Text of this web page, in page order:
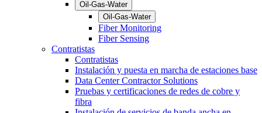
Oil-Gas-Water
Oil-Gas-Water
Fiber Monitoring
Fiber Sensing
Contratistas
Contratistas
Instalación y puesta en marcha de estaciones base
Data Center Contractor Solutions
Pruebas y certificaciones de redes de cobre y
fibra